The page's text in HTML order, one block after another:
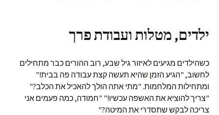
ילדים, מטלות ועבודת פרך
כשהילדים מגיעים לאיזור גיל שבע, רוב ההורים כבר מתחילים
לחשוב, "הגיע הזמן שהיא תעשה קצת עבודה פה בבית!"
ומתחילות המלחמות. "מתי אתה הולך להאכיל את הכלב?"
"צריך להוציא את האשפה עכשיו!" "חמודה, כמה פעמים אני
צריכה לבקש שתסדרי את המיטה?"